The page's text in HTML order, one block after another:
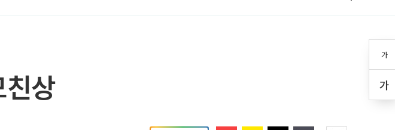
가
가
상